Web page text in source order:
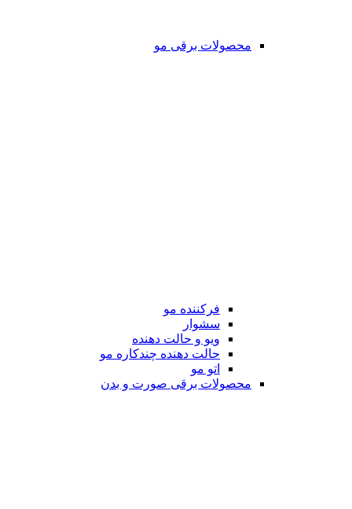
محصولات برقی مو
فرکننده مو
سشوار
ویو و حالت دهنده
حالت دهنده چندکاره مو
اتو مو
محصولات برقی صورت و بدن